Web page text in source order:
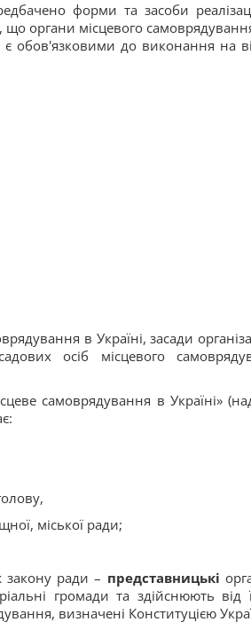
форми та засоби
що органи місцевого
обов'язковими до виконання на
в Україні, засади
осіб місцевого
самоврядування в Україні»
міської ради;
закону ради – представницькі
громади та здійснюють від
визначені Конституцією